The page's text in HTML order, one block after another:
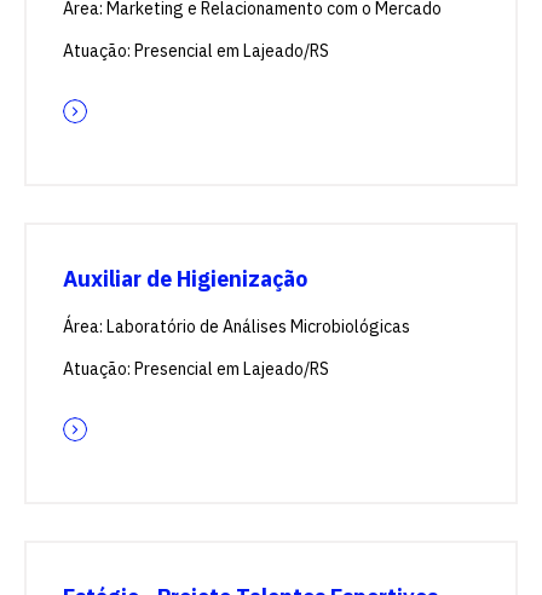
Área: Marketing e Relacionamento com o Mercado
Atuação: Presencial em Lajeado/RS
Auxiliar de Higienização
Área: Laboratório de Análises Microbiológicas
Atuação: Presencial em Lajeado/RS